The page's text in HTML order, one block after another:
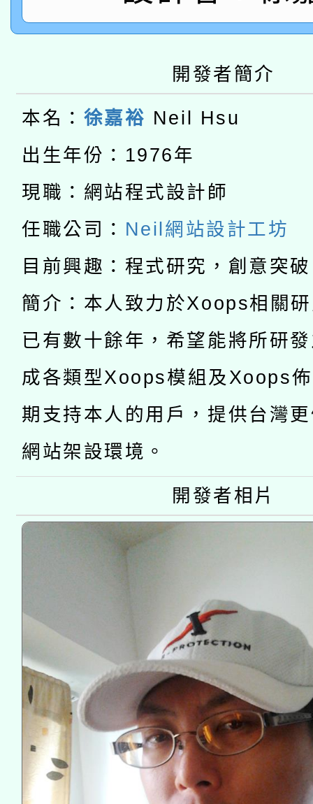
暨閱讀推動專業研習
科技賦能─人工智慧
本校115學年度第1次
第3次招考甄選結果公
本校115學年度第2次
次招考甄選結果公告(
有關原住民族委員會
公告之原住民族歲時祭
一案。
兒童少年暑期犯罪預防
答一案
有關本府115年70歲以
人員健康講座「吃得安
心」，鼓勵退休同仁踴
案。
本校115學年度第2次
招甄選結果公告(無人
招)
適應運動共學行動站研
本館辦理115年度閱讀
暨閱讀推動專業研習
科技賦能─人工智慧
礎課程
A3數位素養講師名單
開發者簡介
本名： 徐嘉裕 Neil Hsu
出生年份：1976年
現職：網站程式設計師
任職公司： Neil網站設計工坊
目前興趣：程式研究，創意突
簡介：本人致力於Xoops相關
已有數十餘年，希望能將所研
成各類型Xoops模組及Xoops
期支持本人的用戶，提供台灣
網站架設環境。
開發者相片